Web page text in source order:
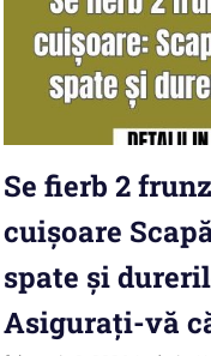
Se fierb 2
cuișoare
spate și
Asigurați-vă